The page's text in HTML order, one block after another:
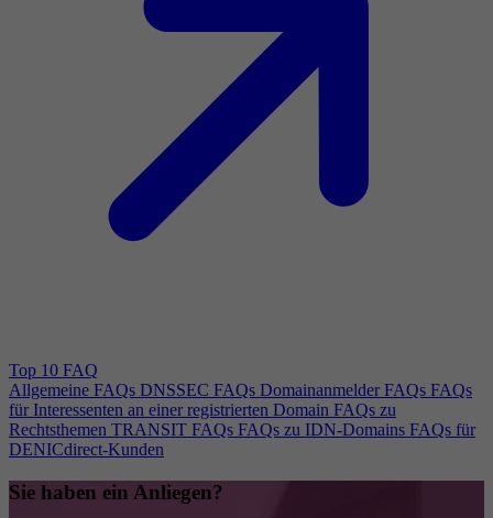
Top 10 FAQ
Allgemeine FAQs DNSSEC FAQs Domainanmelder FAQs FAQs
für Interessenten an einer registrierten Domain FAQs zu
Rechtsthemen TRANSIT FAQs FAQs zu IDN-Domains FAQs für
DENICdirect-Kunden
Sie haben ein Anliegen?